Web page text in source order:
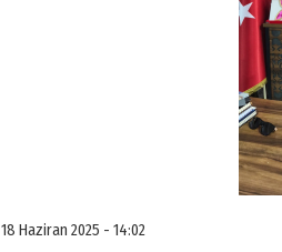
18 Haziran 2025 - 14:02